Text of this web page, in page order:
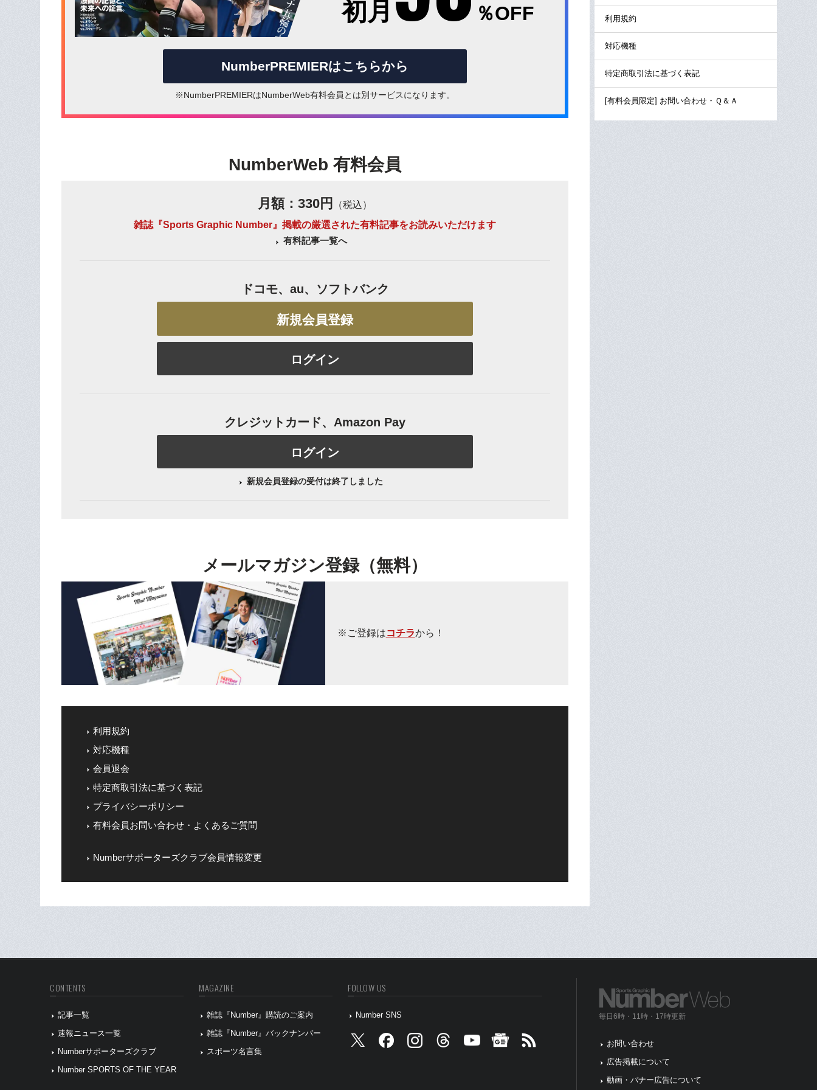
初月 ％OFF
NumberPREMIERはこちらから
※NumberPREMIERはNumberWeb有料会員とは別サービスになります。
NumberWeb 有料会員
月額：330円
（税込）
雑誌『Sports Graphic Number』掲載の厳選された有料記事をお読みいただけます
有料記事一覧へ
ドコモ、au、ソフトバンク
新規会員登録
ログイン
クレジットカード、Amazon Pay
ログイン
新規会員登録の受付は終了しました
メールマガジン登録（無料）
※ご登録はコチラから！
利用規約
対応機種
会員退会
特定商取引法に基づく表記
プライバシーポリシー
有料会員お問い合わせ・よくあるご質問
Numberサポーターズクラブ会員情報変更
利用規約
対応機種
特定商取引法に基づく表記
[有料会員限定] お問い合わせ・Ｑ＆Ａ
CONTENTS
記事一覧
速報ニュース一覧
Numberサポーターズクラブ
Number SPORTS OF THE YEAR
MAGAZINE
雑誌『Number』購読のご案内
雑誌『Number』バックナンバー
スポーツ名言集
FOLLOW US
Number SNS 毎日6時・11時・17時更新
お問い合わせ
広告掲載について
動画・バナー広告について